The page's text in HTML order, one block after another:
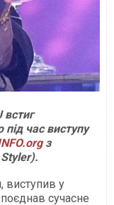
час виступу
з
виступив у
сучасне